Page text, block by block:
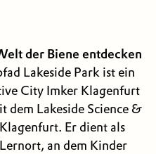
der Biene entdecken
Lakeside Park ist ein
City Imker Klagenfurt
dem Lakeside Science &
Er dient als
an dem Kinder